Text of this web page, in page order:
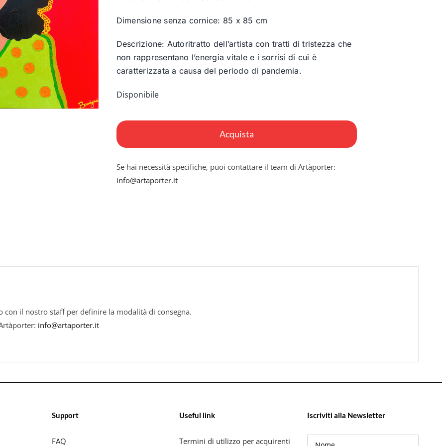
Dimensione senza cornice: 85 x 85 cm
Descrizione: Autoritratto dell’artista con tratti di tristezza che
non rappresentano l’energia vitale e i sorrisi di cui è
caratterizzata a causa del periodo di pandemia.
Disponibile
Acquista
Se hai necessità specifiche, puoi contattare il team di Artàporter:
info@artaporter.it
il nostro staff per definire la modalità di consegna.
info@artaporter.it
Support
FAQ
Useful link
Termini di utilizzo per acquirenti
Iscriviti alla Newsletter